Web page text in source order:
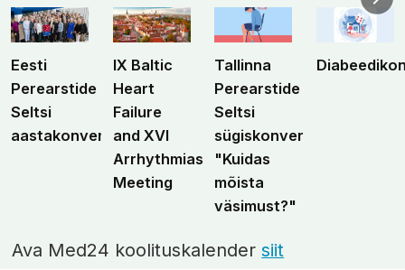
Eesti
Perearstide
Seltsi
aastakonverents
IX Baltic
Heart
Failure
and XVI
Arrhythmias
Meeting
Tallinna
Perearstide
Seltsi
sügiskonverents
"Kuidas
mõista
väsimust?"
Ava Med24 koolituskalendersiit